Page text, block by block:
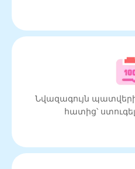
Նվազագույն
հատից՝